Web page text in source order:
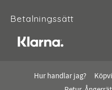
Betalningssätt
Hur handlar jag?